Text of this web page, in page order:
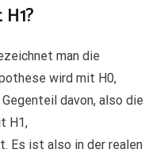
man die
wird mit H0,
davon, also die
H1,
Es ist also in der realen